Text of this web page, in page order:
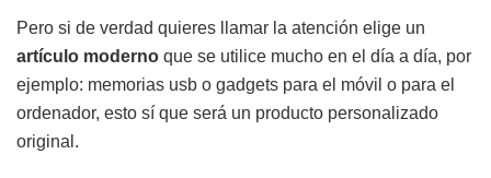
Pero si de verdad quieres llamar la atención elige un
artículo moderno que se utilice mucho en el día a día, por
ejemplo: memorias usb o gadgets para el móvil o para el
ordenador, esto sí que será un producto personalizado
original.